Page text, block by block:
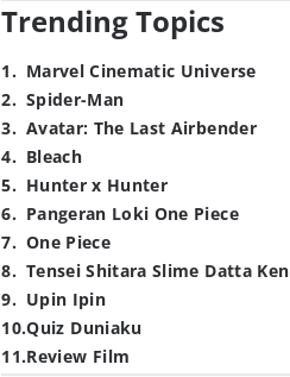
Trending Topics
1. Marvel Cinematic Universe
2. Spider-Man
3. Avatar: The Last Airbender
4. Bleach
5. Hunter x Hunter
6. Pangeran Loki One Piece
7. One Piece
8. Tensei Shitara Slime Datta Ken
9. Upin Ipin
10.Quiz Duniaku
11.Review Film